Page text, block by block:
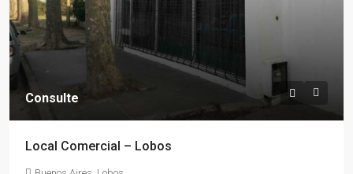
Consulte
Local Comercial – Lobos